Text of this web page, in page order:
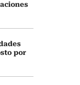
por